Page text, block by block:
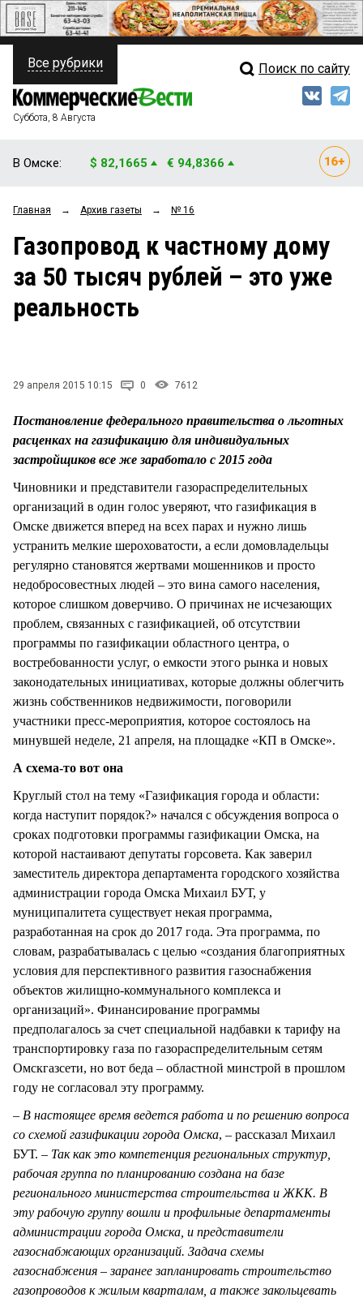
ПОЛИТИКА
ФИНАНСЫ
ОБЩЕСТВО
ЗАКОН
Свежий выпуск
Рейтинги
Блоги
Все рубрики Поиск по сайту
Суббота, 8 Августа
В Омске: $ 82,1665 € 94,8366
Главная → Архив газеты → № 16
Газопровод к частному дому
за 50 тысяч рублей – это уже
реальность
29 апреля 2015 10:15 0 7612
Постановление федерального правительства о льготных
расценках на газификацию для индивидуальных
застройщиков все же заработало с 2015 года
Чиновники и представители газораспределительных
организаций в один голос уверяют, что газификация в
Омске движется вперед на всех парах и нужно лишь
устранить мелкие шероховатости, а если домовладельцы
регулярно становятся жертвами мошенников и просто
недобросовестных людей – это вина самого населения,
которое слишком доверчиво. О причинах не исчезающих
проблем, связанных с газификацией, об отсутствии
программы по газификации областного центра, о
востребованности услуг, о емкости этого рынка и новых
законодательных инициативах, которые должны облегчить
жизнь собственников недвижимости, поговорили
участники пресс-мероприятия, которое состоялось на
минувшей неделе, 21 апреля, на площадке «КП в Омске».
А схема-то вот она
Круглый стол на тему «Газификация города и области:
когда наступит порядок?» начался с обсуждения вопроса о
сроках подготовки программы газификации Омска, на
которой настаивают депутаты горсовета. Как заверил
заместитель директора департамента городского хозяйства
администрации города Омска Михаил БУТ, у
муниципалитета существует некая программа,
разработанная на срок до 2017 года. Эта программа, по
словам, разрабатывалась с целью «создания благоприятных
условия для перспективного развития газоснабжения
объектов жилищно-коммунального комплекса и
организаций». Финансирование программы
предполагалось за счет специальной надбавки к тарифу на
транспортировку газа по газораспределительным сетям
Омскгазсети, но вот беда – областной минстрой в прошлом
году не согласовал эту программу.
– В настоящее время ведется работа и по решению вопроса
со схемой газификации города Омска, – рассказал Михаил
БУТ. – Так как это компетенция региональных структур,
рабочая группа по планированию создана на базе
регионального министерства строительства и ЖКК. В
эту рабочую группу вошли и профильные департаменты
администрации города Омска, и представители
газоснабжающих организаций. Задача схемы
газоснабжения – заранее запланировать строительство
газопроводов к жилым кварталам, а также закольцевать